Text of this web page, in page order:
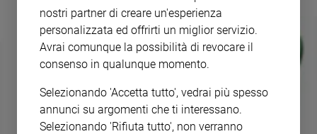
Policy
Contatti
televisivo vaticano alla vigilia del viaggio del Papa in Ecuador, Bolivia e
nostri partner di creare un'esperienza
personalizzata ed offrirti un miglior servizio.
Avrai comunque la possibilità di revocare il
consenso in qualunque momento.
Selezionando 'Accetta tutto', vedrai più spesso
annunci su argomenti che ti interessano.
Selezionando 'Rifiuta tutto', non verranno